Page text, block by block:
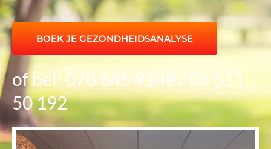
BOEK JE GEZONDHEIDSANALYSE
of bel: 078 645 9149 / 06 511
50 192